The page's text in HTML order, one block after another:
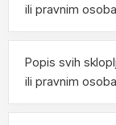
ili pravnim
Popis svih
ili pravnim